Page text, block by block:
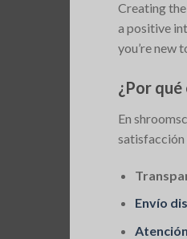
Creating
a positive
you’re new
¿Por
En
satisfacción
Envío